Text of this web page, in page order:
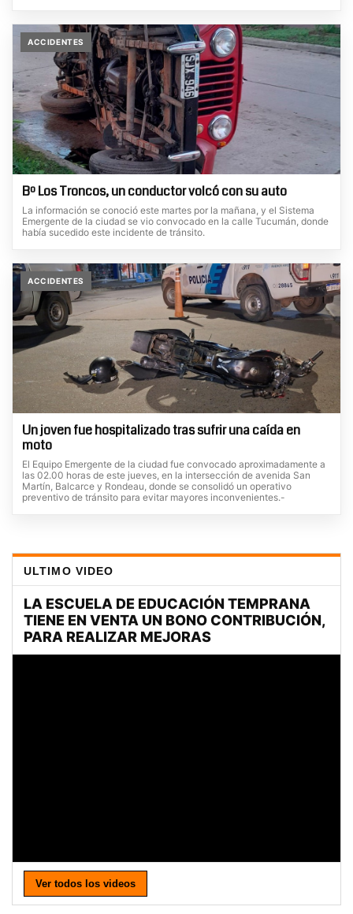
ACCIDENTES
Bº Los Troncos, un conductor volcó con su auto
La información se conoció este martes por la mañana, y el Sistema
Emergente de la ciudad se vio convocado en la calle Tucumán, donde
había sucedido este incidente de tránsito.
ACCIDENTES
Un joven fue hospitalizado tras sufrir una caída en
moto
El Equipo Emergente de la ciudad fue convocado aproximadamente a
las 02.00 horas de este jueves, en la intersección de avenida San
Martín, Balcarce y Rondeau, donde se consolidó un operativo
preventivo de tránsito para evitar mayores inconvenientes.-
ULTIMO VIDEO
Ver todos los videos